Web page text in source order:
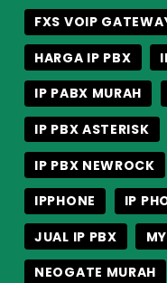
FXS VOIP
HARGA IP PBX
IP PABX MURAH
IP PBX ASTERISK
IP PBX NEWROCK
IPPHONE
IP
JUAL IP PBX
NEOGATE MURAH